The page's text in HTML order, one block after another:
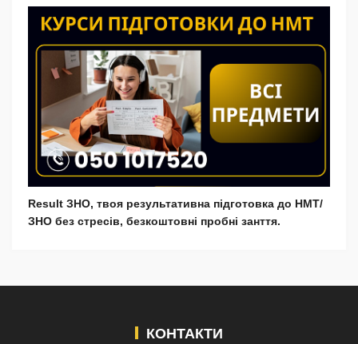
Result ЗНО, твоя результативна підготовка до НМТ/
ЗНО без стресів, безкоштовні пробні занття.
КОНТАКТИ